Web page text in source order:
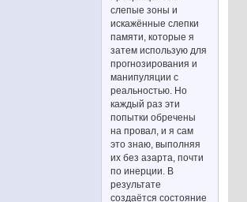
слепые зоны и
искажённые слепки
памяти, которые я
затем использую для
прогнозирования и
манипуляции с
реальностью. Но
каждый раз эти
попытки обречены
на провал, и я сам
это знаю, выполняя
их без азарта, почти
по инерции. В
результате
создаётся состояние